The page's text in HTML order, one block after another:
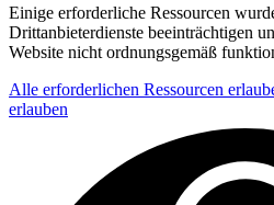
Einige erforderliche Ressourcen
Drittanbieterdienste beeinträchtigen
Website nicht ordnungsgemäß
Alle erforderlichen Ressourcen
erlauben